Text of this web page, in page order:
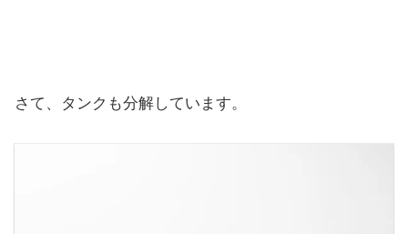
さて、タンクも分解しています。